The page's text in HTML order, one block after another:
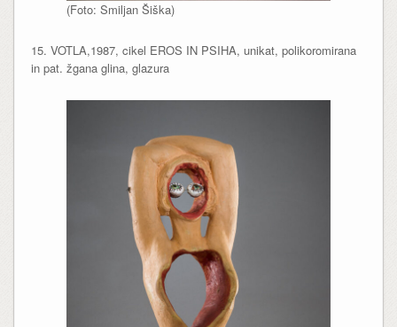
(Foto: Smiljan Šiška)
15. VOTLA,1987, cikel EROS IN PSIHA, unikat, polikoromirana
in pat. žgana glina, glazura